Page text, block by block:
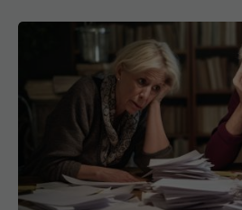
EXCLUSIV De ce pensionarea este mai
periculoasă decât lipsa
08 mai 2026, 19:36